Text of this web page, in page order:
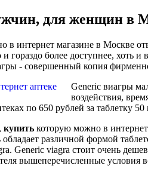
для женщин в
интернет магазине в Москве
и гораздо более доступнее,
- совершенный копия
Generic виагры
воздействия,
по 650 рублей за таблетку
купить которую можно в
обладает различной формой
Generic viagra стоит очень
вышеперечисленные условия